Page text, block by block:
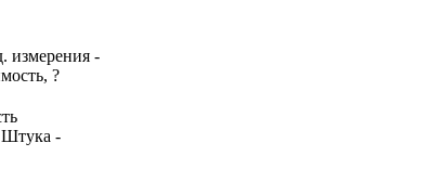
измерения -
?
Штука -